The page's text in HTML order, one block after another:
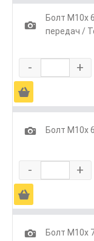
1
Болт М10х
передач /
- +
Ä
1
Болт М10х
- +
Ä
1
Болт М10х